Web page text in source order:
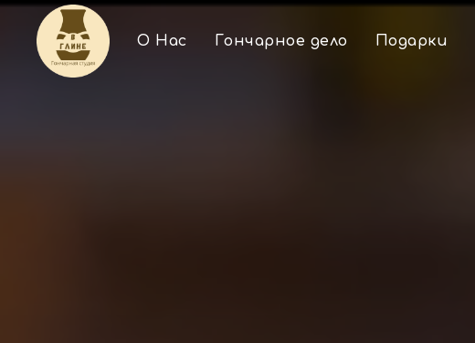
О Нас Гончарное дело Подарки